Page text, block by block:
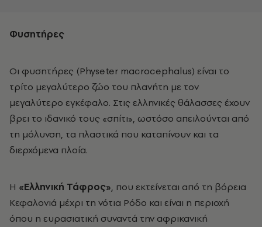
Φυσητήρες
Οι φυσητήρες (Physeter macrocephalus) είναι το
τρίτο μεγαλύτερο ζώο του πλανήτη με τον
μεγαλύτερο εγκέφαλο. Στις ελληνικές θάλασσες έχουν
βρει το ιδανικό τους «σπίτι», ωστόσο απειλούνται από
τη μόλυνση, τα πλαστικά που καταπίνουν και τα
διερχόμενα πλοία.
Η «Ελληνική Τάφρος», που εκτείνεται από τη βόρεια
Κεφαλονιά μέχρι τη νότια Ρόδο και είναι η περιοχή
όπου η ευρασιατική συναντά την αφρικανική